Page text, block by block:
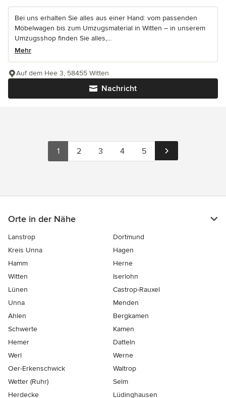
Bei uns erhalten Sie alles aus einer Hand: vom passenden
Möbelwagen bis zum Umzugsmaterial in Witten – in unserem
Umzugsshop finden Sie alles,...
Mehr
Nachricht
Auf dem Hee 3, 58455 Witten
1 2 3 4 5
Orte in der Nähe
Lanstrop
Dortmund
Kreis Unna
Hagen
Hamm
Herne
Witten
Iserlohn
Lünen
Castrop-Rauxel
Unna
Menden
Ahlen
Bergkamen
Schwerte
Kamen
Hemer
Datteln
Werl
Werne
Oer-Erkenschwick
Waltrop
Wetter (Ruhr)
Selm
Herdecke
Lüdinghausen